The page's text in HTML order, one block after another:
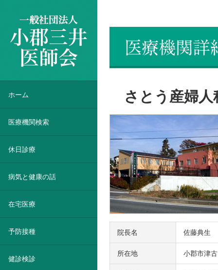
さとう産婦人
院長名 佐藤典生
所在地 小郡市津
ホーム
医療機関検索
休日診療
病気と健康の話
在宅医療
予防接種
健診検診